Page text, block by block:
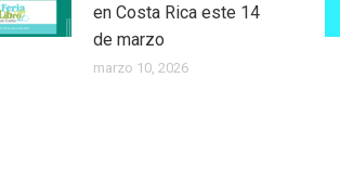
en Costa Rica este 14
de marzo
marzo 10, 2026